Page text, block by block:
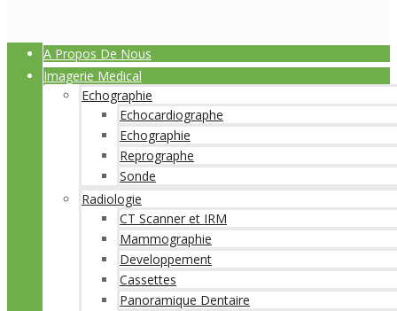
A Propos De Nous
Imagerie Medical
Echographie
Echocardiographe
Echographie
Reprographe
Sonde
Radiologie
CT Scanner et IRM
Mammographie
Developpement
Cassettes
Panoramique Dentaire